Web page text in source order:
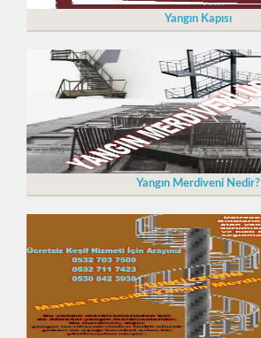
Yangın Kapısı
Yangın Merdiveni Nedir?